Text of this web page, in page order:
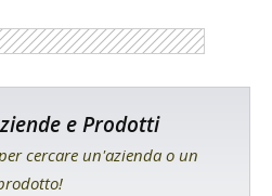
e Prodotti
cercare un'azienda o un